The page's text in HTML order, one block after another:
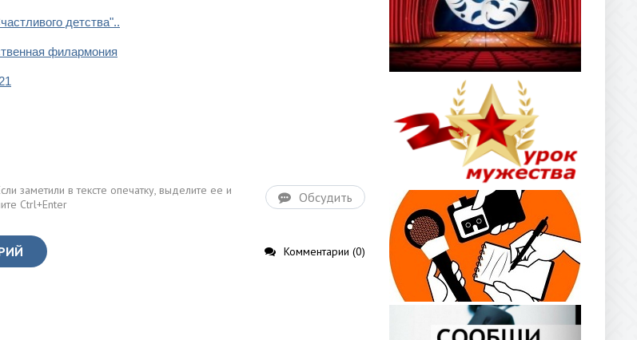
детства"..
филармония
Обсудить
Комментарии (0)